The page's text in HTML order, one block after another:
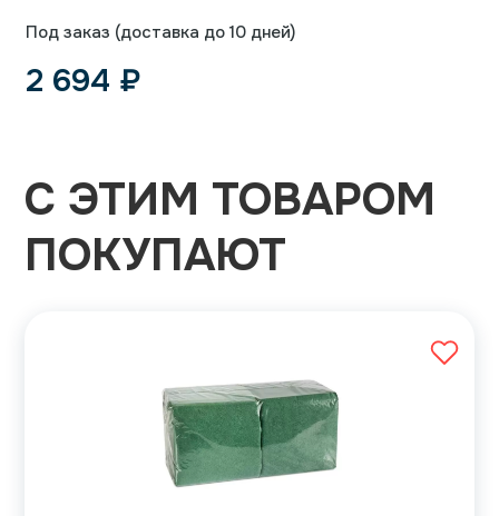
Под заказ (доставка до 10 дней)
2 694 ₽
С ЭТИМ ТОВАРОМ
ПОКУПАЮТ